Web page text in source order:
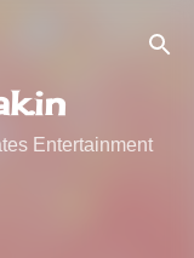
Entertainment